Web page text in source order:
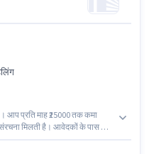
आप प्रति माह ₹25000 तक कमा
मिलती है। आवेदकों के पास कम